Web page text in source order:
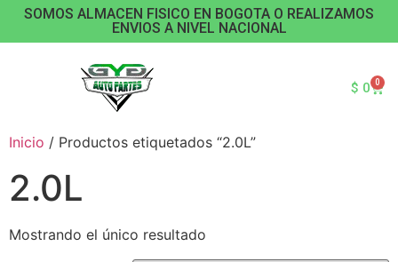
SOMOS ALMACEN FISICO EN BOGOTA O REALIZAMOS
ENVIOS A NIVEL NACIONAL
$ 0 0
Inicio / Productos etiquetados “2.0L”
2.0L
Mostrando el único resultado